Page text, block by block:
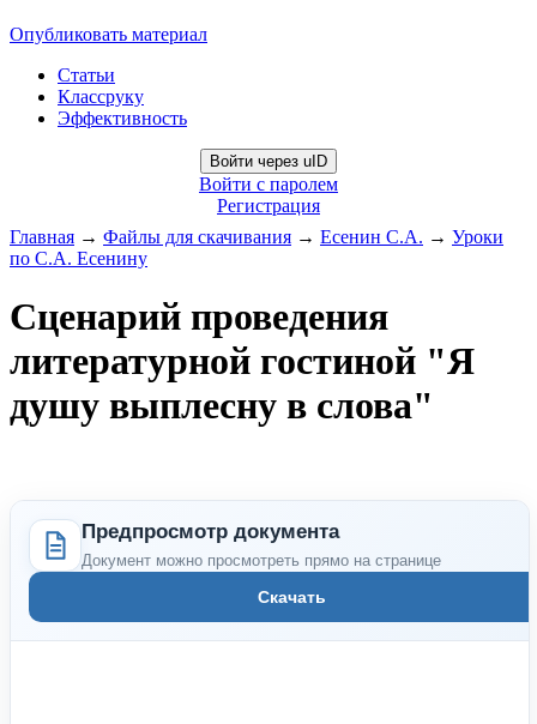
Опубликовать материал
Статьи
Классруку
Эффективность
Войти через uID
Войти с паролем
Регистрация
Главная → Файлы для скачивания → Есенин С.А. → Уроки
по С.А. Есенину
Сценарий проведения
литературной гостиной "Я
душу выплесну в слова"
Предпросмотр документа
Документ можно просмотреть прямо на странице
Скачать